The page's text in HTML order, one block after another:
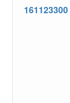
161123300